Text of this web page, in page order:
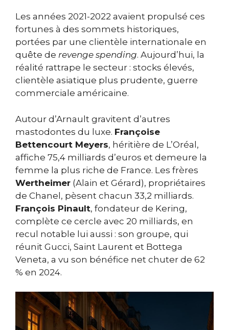
Les années 2021-2022 avaient propulsé ces
fortunes à des sommets historiques,
portées par une clientèle internationale en
quête de revenge spending. Aujourd’hui, la
réalité rattrape le secteur : stocks élevés,
clientèle asiatique plus prudente, guerre
commerciale américaine.
Autour d’Arnault gravitent d’autres
mastodontes du luxe. Françoise
Bettencourt Meyers, héritière de L’Oréal,
affiche 75,4 milliards d’euros et demeure la
femme la plus riche de France. Les frères
Wertheimer (Alain et Gérard), propriétaires
de Chanel, pèsent chacun 33,2 milliards.
François Pinault, fondateur de Kering,
complète ce cercle avec 20 milliards, en
recul notable lui aussi : son groupe, qui
réunit Gucci, Saint Laurent et Bottega
Veneta, a vu son bénéfice net chuter de 62
% en 2024.